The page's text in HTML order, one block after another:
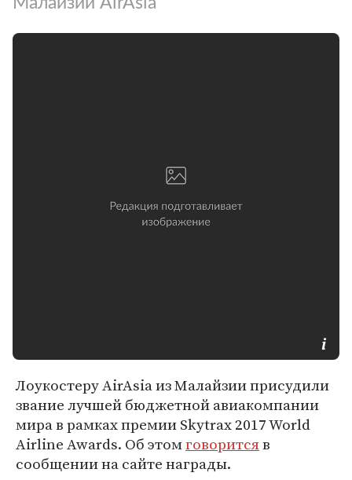
Лоукостеру AirAsia из Малайзии присудили
звание лучшей бюджетной авиакомпании
мира в рамках премии Skytrax 2017 World
Airline Awards. Об этомговоритсяв
сообщении на сайте награды.